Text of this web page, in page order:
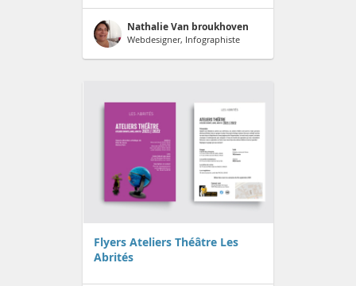
Nathalie Van broukhoven
Webdesigner, Infographiste
Flyers Ateliers Théâtre Les
Abrités